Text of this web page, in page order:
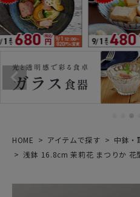
HOME アイテムで探す
中鉢・
浅鉢 16.8cm 茉莉花 まつりか 花